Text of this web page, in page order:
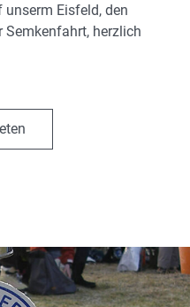
Eisfeld, den
Semkenfahrt, herzlich